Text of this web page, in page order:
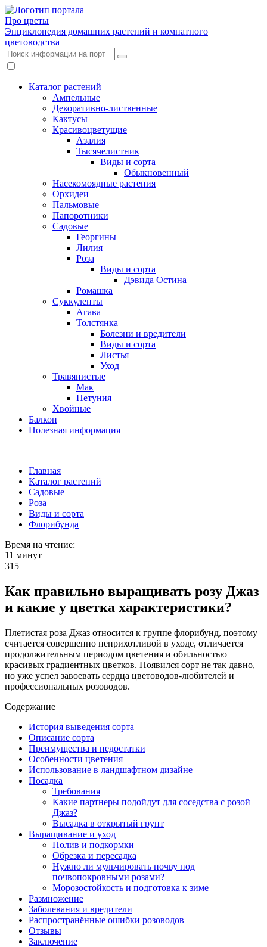
Про цветы
Энциклопедия домашних растений и комнатного
цветоводства
Каталог растений
Ампельные
Декоративно-лиственные
Кактусы
Красивоцветущие
Азалия
Тысячелистник
Виды и сорта
Обыкновенный
Насекомоядные растения
Орхидеи
Пальмовые
Папоротники
Садовые
Георгины
Лилия
Роза
Виды и сорта
Дэвида Остина
Ромашка
Суккуленты
Агава
Толстянка
Болезни и вредители
Виды и сорта
Листья
Уход
Травянистые
Мак
Петуния
Хвойные
Балкон
Полезная информация
Главная
Каталог растений
Садовые
Роза
Виды и сорта
Флорибунда
Время на чтение:
11 минут
315
Как правильно выращивать розу Джаз
и какие у цветка характеристики?
Плетистая роза Джаз относится к группе флорибунд, поэтому
считается совершенно неприхотливой в уходе, отличается
продолжительным периодом цветения и обильностью
красивых градиентных цветков. Появился сорт не так давно,
но уже успел завоевать сердца цветоводов-любителей и
профессиональных розоводов.
Содержание
История выведения сорта
Описание сорта
Преимущества и недостатки
Особенности цветения
Использование в ландшафтном дизайне
Посадка
Требования
Какие партнеры подойдут для соседства с розой
Джаз?
Высадка в открытый грунт
Выращивание и уход
Полив и подкормки
Обрезка и пересадка
Нужно ли мульчировать почву под
почвопокровными розами?
Морозостойкость и подготовка к зиме
Размножение
Заболевания и вредители
Распространённые ошибки розоводов
Отзывы
Заключение